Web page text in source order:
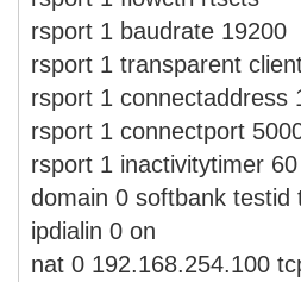
rsport 1 baudrate 19200
rsport 1 transparent
rsport 1 connectaddress
rsport 1 connectport
rsport 1 inactivitytimer 60
domain 0 softbank testid
ipdialin 0 on
nat 0 192.168.254.100